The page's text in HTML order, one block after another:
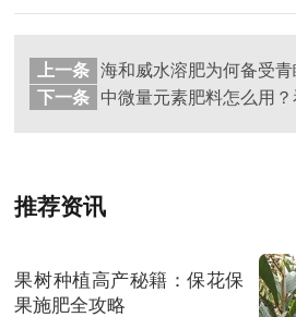
上一条
下一条
推荐资讯
果树种植高产秘籍：保花保
果施肥全攻略